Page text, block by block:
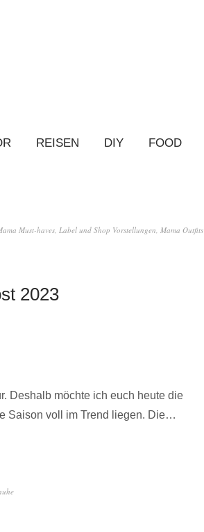
REISEN DIY FOOD
Must-haves, Label und Shop Vorstellungen, Mama Outfits
2023
Deshalb möchte ich euch heute die
Saison voll im Trend liegen. Die…